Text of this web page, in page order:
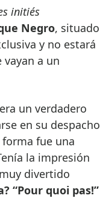
initiés
Negro, situado
y no estará
a un
un verdadero
en su despacho
fue una
la impresión
divertido
“Pour quoi pas!”